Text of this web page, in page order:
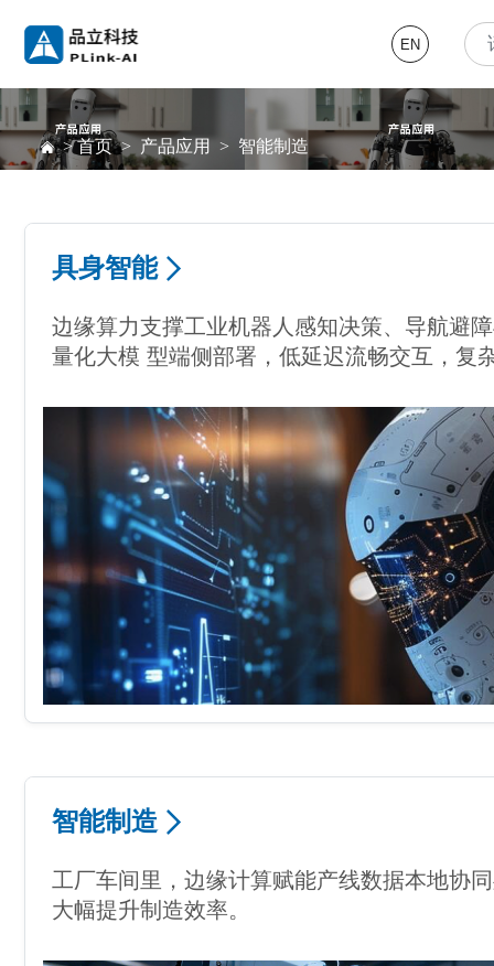
EN
>首页> 产品应用 > 智能制造
具身智能
边缘算力支撑工业机器人感知决策、导航避
量化大模 型端侧部署，低延迟流畅交互，复
智能制造
工厂车间里，边缘计算赋能产线数据本地协
大幅提升制造效率。